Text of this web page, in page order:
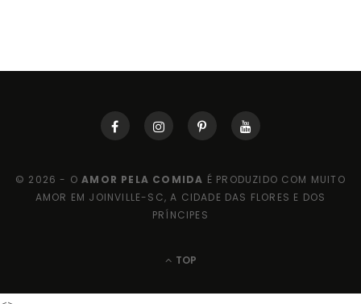
© 2026 - OAMOR PELA COMIDA É PRODUZIDO COM MUITO
AMOR EM JOINVILLE-SC, A CIDADE DAS FLORES E DOS
PRÍNCIPES
TOP